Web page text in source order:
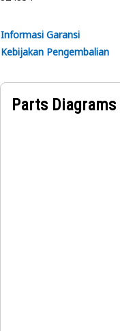
Informasi Garansi
Kebijakan Pengembalian
Parts Diagrams